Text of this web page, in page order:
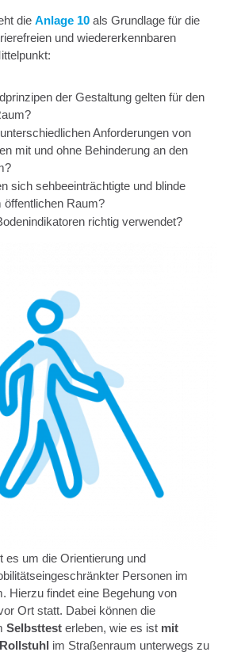
die Anlage 10 als Grundlage für die
und wiedererkennbaren
der Gestaltung gelten für den
Anforderungen von
mit und ohne Behinderung an den
sich sehbeeinträchtigte und blinde
öffentlichen Raum?
richtig verwendet?
es um die Orientierung und
Personen im
Hierzu findet eine Begehung von
Ort statt. Dabei können die
Selbsttest erleben, wie es ist mit
im Straßenraum unterwegs zu